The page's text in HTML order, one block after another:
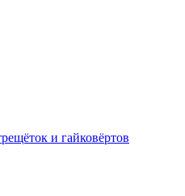
и гайковёртов